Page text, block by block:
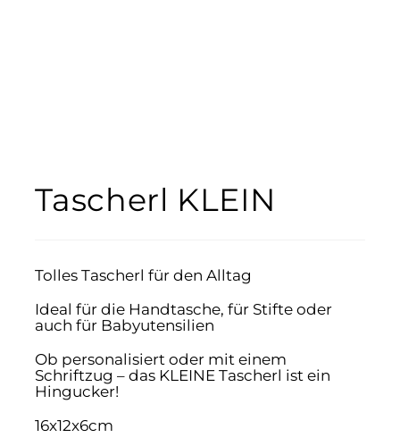
Tascherl KLEIN
Tolles Tascherl für den Alltag
Ideal für die Handtasche, für Stifte oder
auch für Babyutensilien
Ob personalisiert oder mit einem
Schriftzug – das KLEINE Tascherl ist ein
Hingucker!
16x12x6cm